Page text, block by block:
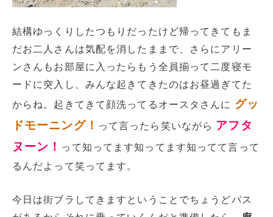
結構ゆっくりしたつもりだったけど帰ってきてもま
だお二人さんは気配を消したままで、さらにアリー
ンさんもお部屋に入ったらもう全員揃って二度寝モ
ードに突入し、みんな起きてきたのはお昼過ぎてた
からね。起きてきて顔洗ってるオースタさんに グッ
ドモーニング！ って言ったら笑いながら アフタ
ヌーン！ って知ってます知ってます知ってて言って
るんだよって笑ってます。
今日は街ブラしてきますということでちょうどバス